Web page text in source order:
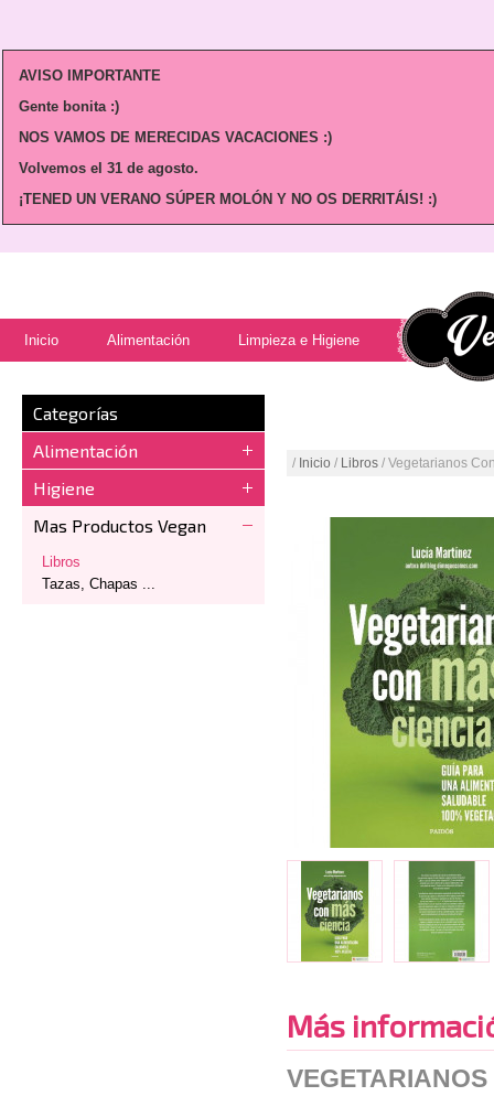
AVISO IMPORTANTE
Gente bonita :)
NOS VAMOS DE MERECIDAS VACACIONES :)
Volvemos el 31 de agosto.
¡TENED UN VERANO SÚPER MOLÓN Y NO OS DERRITÁIS! :)
Inicio Alimentación Limpieza e Higiene
Categorías
Alimentación
Higiene
Mas Productos Vegan
Libros
Tazas, Chapas ...
/ Inicio / Libros / Vegetarianos
Más